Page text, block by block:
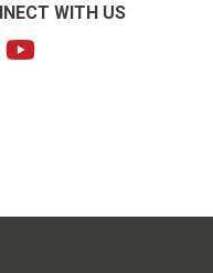
WITH US